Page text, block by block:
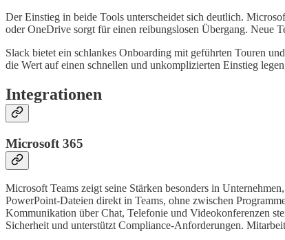
Der Einstieg in beide Tools unterscheidet sich deutlich.
oder OneDrive sorgt für einen reibungslosen Übergang. Neue
Slack bietet ein schlankes Onboarding mit geführten Touren
die Wert auf einen schnellen und unkomplizierten Einstieg
Integrationen
Microsoft 365
Microsoft Teams zeigt seine Stärken besonders in
PowerPoint-Dateien direkt in Teams, ohne zwischen
Kommunikation über Chat, Telefonie und Videokonferenzen
Sicherheit und unterstützt Compliance-Anforderungen.